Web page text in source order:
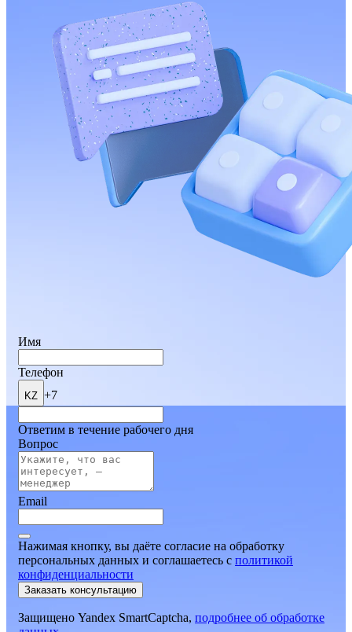
Имя
Телефон
KZ +7
Ответим в течение рабочего дня
Вопрос
Email
Нажимая кнопку, вы даёте согласие на обработку
персональных данных и соглашаетесь c политикой
конфиденциальности
Заказать консультацию
Защищено Yandex SmartCaptcha, подробнее об обработке